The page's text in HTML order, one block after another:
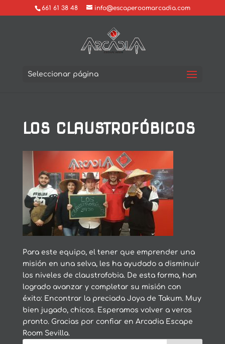
661 61 38 48 info@escaperoomarcadia.com
Seleccionar página
LOS CLAUSTROFÓBICOS
Para este equipo, el tener que emprender una
misión en una selva, les ha ayudado a disminuir
los niveles de claustrofobia. De esta forma, han
logrado avanzar y completar su misión con
éxito: Encontrar la preciada Joya de Takum. Muy
bien jugado, chicos. Esperamos volver a veros
pronto. Gracias por confiar en Arcadia Escape
Room Sevilla.